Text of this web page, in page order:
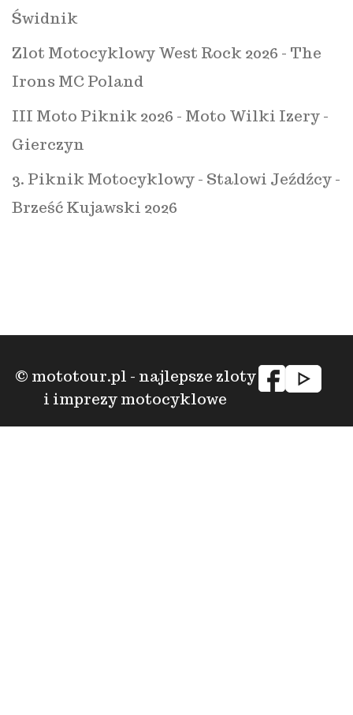
Świdnik
Zlot Motocyklowy West Rock 2026 - The
Irons MC Poland
III Moto Piknik 2026 - Moto Wilki Izery -
Gierczyn
3. Piknik Motocyklowy - Stalowi Jeźdźcy -
Brześć Kujawski 2026
© mototour.pl - najlepsze zloty
i imprezy motocyklowe